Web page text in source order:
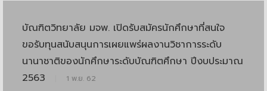
บัณฑิตวิทยาลัย มจพ. เปิดรับสมัครนักศึกษาที่สนใจ
ขอรับทุนสนับสนุนการเผยแพร่ผลงานวิชาการระดับ
นานาชาติของนักศึกษาระดับบัณฑิตศึกษา ปีงบประมาณ
2563
1 พ.ย. 62